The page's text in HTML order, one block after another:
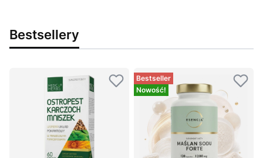
Bestsellery
Bestseller
Nowość!